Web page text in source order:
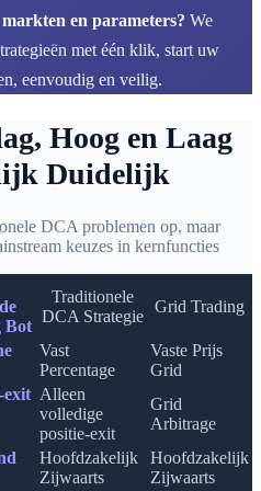
en parameters? We
met één klik, start uw
eenvoudig en veilig.
Hoog en Laag
Duidelijk
DCA problemen op, maar
keuzes in kernfuncties
Bot
Traditionele
DCA Strategie
Grid Trading
Vast
Percentage
Vaste Prijs
Grid
exit Alleen
volledige
positie-exit
Grid
Arbitrage
Hoofdzakelijk
Zijwaarts
Hoofdzakelijk
Zijwaarts